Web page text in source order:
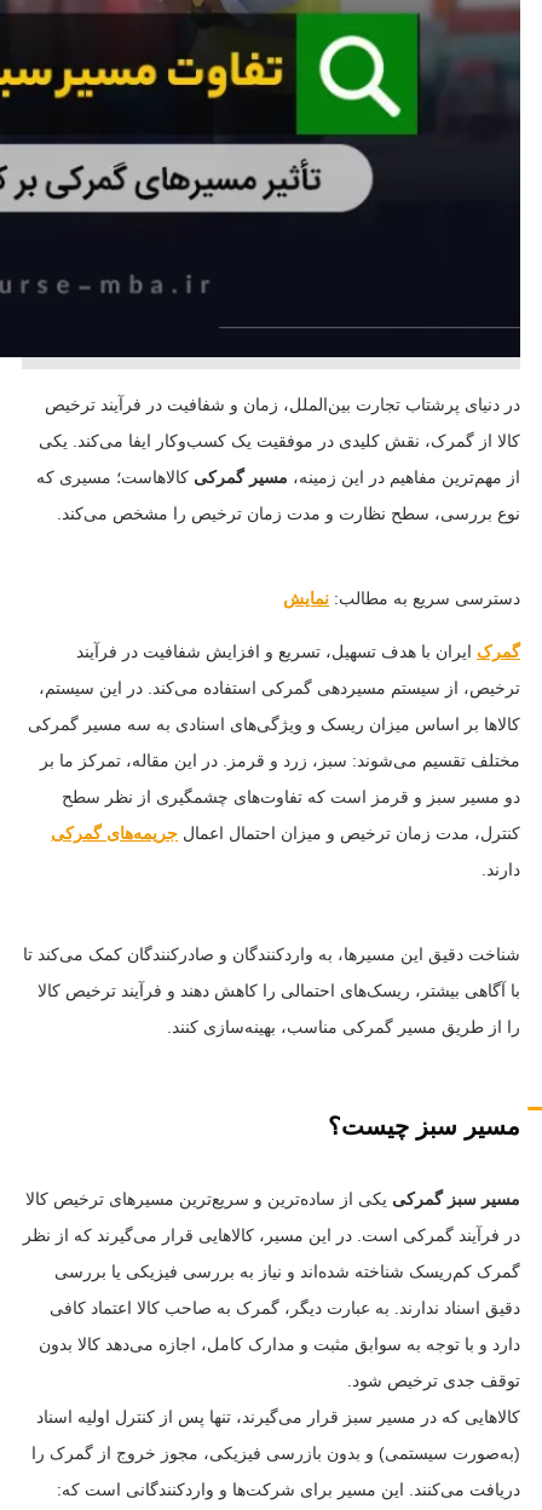
در دنیای پرشتاب تجارت بین‌الملل، زمان و شفافیت در فرآیند ترخیص
کالا از گمرک، نقش کلیدی در موفقیت یک کسب‌وکار ایفا می‌کند. یکی
از مهم‌ترین مفاهیم در این زمینه، مسیر گمرکی کالاهاست؛ مسیری که
نوع بررسی، سطح نظارت و مدت زمان ترخیص را مشخص می‌کند.
دسترسی سریع به مطالب: نمایش
گمرک ایران با هدف تسهیل، تسریع و افزایش شفافیت در فرآیند
ترخیص، از سیستم مسیردهی گمرکی استفاده می‌کند. در این سیستم،
کالاها بر اساس میزان ریسک و ویژگی‌های اسنادی به سه مسیر گمرکی
مختلف تقسیم می‌شوند: سبز، زرد و قرمز. در این مقاله، تمرکز ما بر
دو مسیر سبز و قرمز است که تفاوت‌های چشمگیری از نظر سطح
کنترل، مدت زمان ترخیص و میزان احتمال اعمال جریمه‌های گمرکی
دارند.
شناخت دقیق این مسیرها، به واردکنندگان و صادرکنندگان کمک می‌کند تا
با آگاهی بیشتر، ریسک‌های احتمالی را کاهش دهند و فرآیند ترخیص کالا
را از طریق مسیر گمرکی مناسب، بهینه‌سازی کنند.
مسیر سبز چیست؟
مسیر سبز گمرکی یکی از ساده‌ترین و سریع‌ترین مسیرهای ترخیص کالا
در فرآیند گمرکی است. در این مسیر، کالاهایی قرار می‌گیرند که از نظر
گمرک کم‌ریسک شناخته شده‌اند و نیاز به بررسی فیزیکی یا بررسی
دقیق اسناد ندارند. به عبارت دیگر، گمرک به صاحب کالا اعتماد کافی
دارد و با توجه به سوابق مثبت و مدارک کامل، اجازه می‌دهد کالا بدون
توقف جدی ترخیص شود.
کالاهایی که در مسیر سبز قرار می‌گیرند، تنها پس از کنترل اولیه اسناد
(به‌صورت سیستمی) و بدون بازرسی فیزیکی، مجوز خروج از گمرک را
دریافت می‌کنند. این مسیر برای شرکت‌ها و واردکنندگانی است که: